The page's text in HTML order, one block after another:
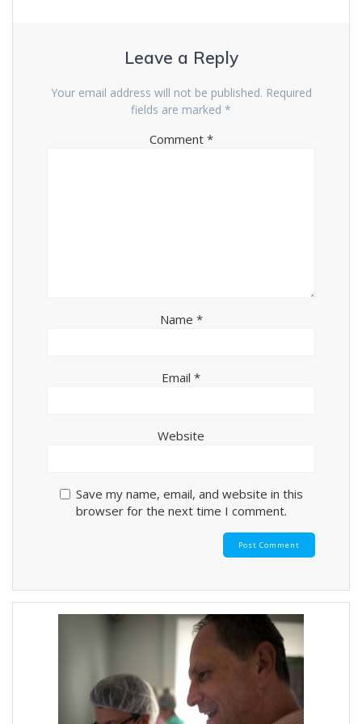
Leave a Reply
Your email address will not be published. Required
fields are marked *
Comment *
Name *
Email *
Website
Save my name, email, and website in this
browser for the next time I comment.